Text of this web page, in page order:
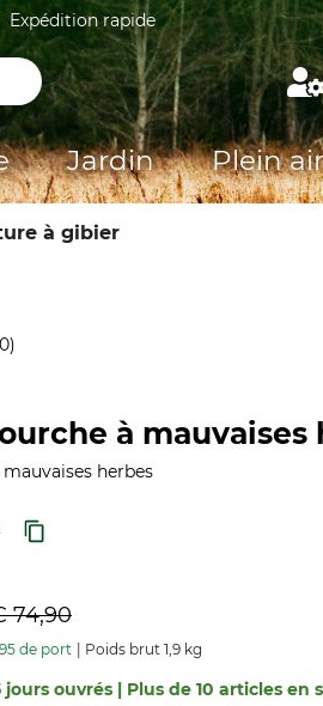
Expédition rapide
Jardin Plein air
à gibier
0
à mauvaises
herbes
74,90
de port Poids brut 1,9 kg
jours ouvrés | Plus de 10 articles en